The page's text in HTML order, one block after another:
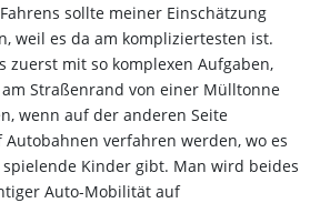
sollte meiner Einschätzung
weil es da am kompliziertesten ist.
zuerst mit so komplexen Aufgaben,
Straßenrand von einer Mülltonne
wenn auf der anderen Seite
verfahren werden, wo es
Kinder gibt. Man wird beides
Auto-Mobilität auf